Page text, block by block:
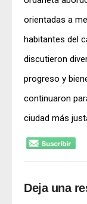
orientadas a
habitantes del
discutieron
progreso y
continuaron
ciudad más
Deja una